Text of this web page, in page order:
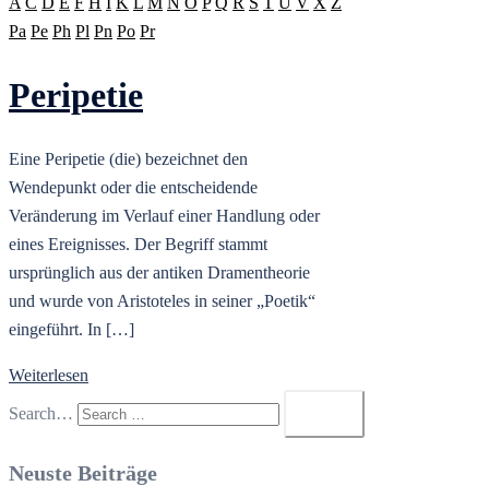
Pa Pe Ph Pl Pn Po Pr
Peripetie
Eine Peripetie (die) bezeichnet den
Wendepunkt oder die entscheidende
Veränderung im Verlauf einer Handlung oder
eines Ereignisses. Der Begriff stammt
ursprünglich aus der antiken Dramentheorie
und wurde von Aristoteles in seiner „Poetik“
eingeführt. In […]
Weiterlesen
Search…
Neuste Beiträge